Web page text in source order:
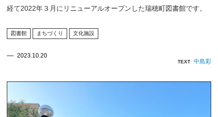
経て2022年３月にリニューアルオープンした瑞穂町図書館です。
図書館 まちづくり 文化施設
2023.10.20
TEXT 中島彩